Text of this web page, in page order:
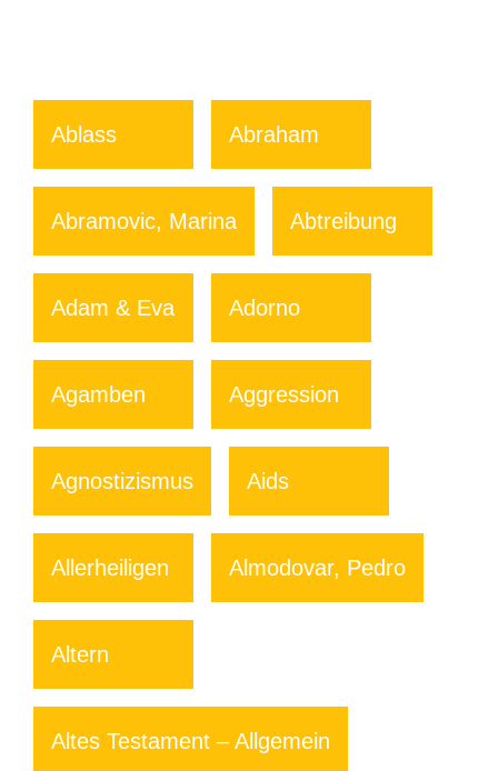
Ablass Abraham
Abramovic, Marina Abtreibung
Adam & Eva Adorno
Agamben Aggression
Agnostizismus Aids
Allerheiligen Almodovar, Pedro
Altern
Altes Testament – Allgemein